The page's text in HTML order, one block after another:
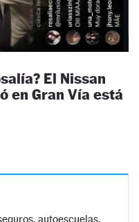
El Nissan
en Gran Vía está
autoescuelas,